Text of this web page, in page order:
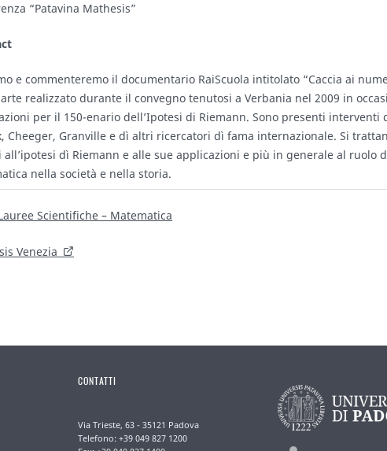
“Patavina Mathesis”
e commenteremo il documentario RaiScuola intitolato “Caccia ai
realizzato durante il convegno tenutosi a Verbania nel 2009 in
per il 150-enario dell’Ipotesi di Riemann. Sono presenti interventi
Cheeger, Granville e dì altri ricercatori dì fama internazionale. Si
all’ipotesi dì Riemann e alle sue applicazioni e più in generale al ruolo
nella società e nella storia.
Scientifiche – Matematica
Venezia
CONTATTI
Via Trieste, 63 - 35121 Padova
Telefono: +39 049 827 1200